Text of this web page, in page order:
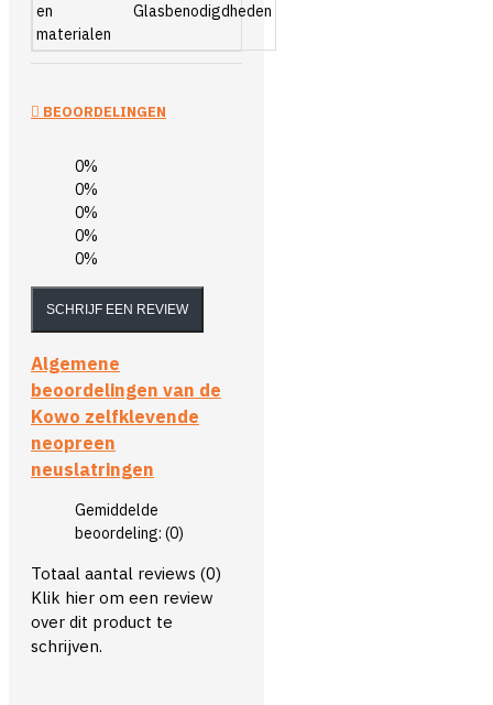
en
materialen
Glasbenodigdheden
BEOORDELINGEN
0%
0%
0%
0%
0%
SCHRIJF EEN REVIEW
Algemene
beoordelingen van de
Kowo zelfklevende
neopreen
neuslatringen
Gemiddelde
beoordeling: (0)
Totaal aantal reviews (0)
Klik hier om een review
over dit product te
schrijven.